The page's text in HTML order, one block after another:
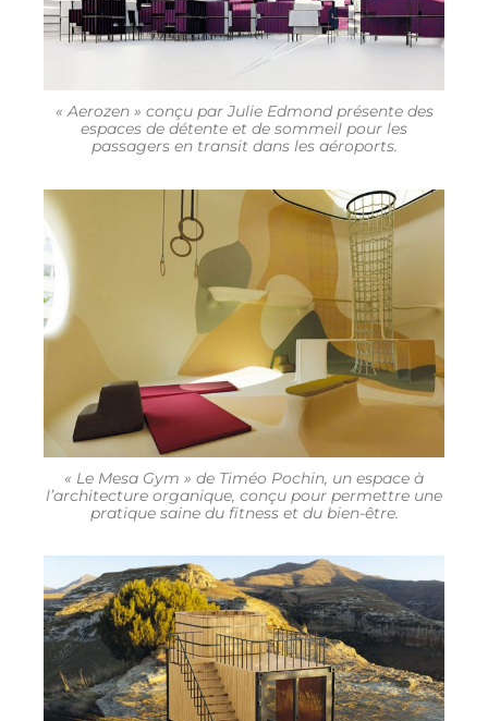
« Aerozen » conçu par Julie Edmond présente des
espaces de détente et de sommeil pour les
passagers en transit dans les aéroports.
« Le Mesa Gym » de Timéo Pochin, un espace à
l’architecture organique, conçu pour permettre une
pratique saine du fitness et du bien-être.